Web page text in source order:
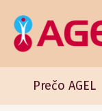
Prečo AGEL